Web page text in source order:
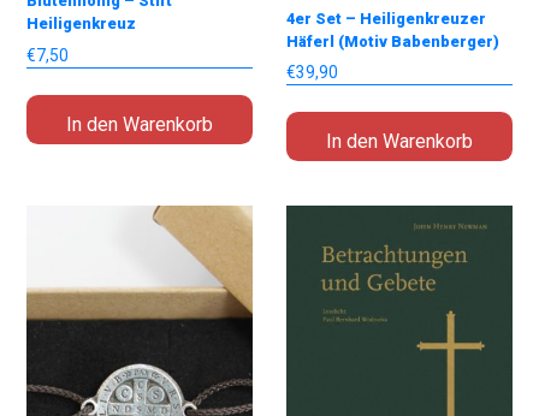
Heiligenkreuz
€7,50
In den Warenkorb
4er Set – Heiligenkreuzer
Häferl (Motiv Babenberger)
€39,90
In den Warenkorb